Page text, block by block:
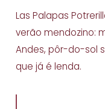
Las Palapas
verão mendozino:
Andes, pôr-do-sol
que já é lenda.